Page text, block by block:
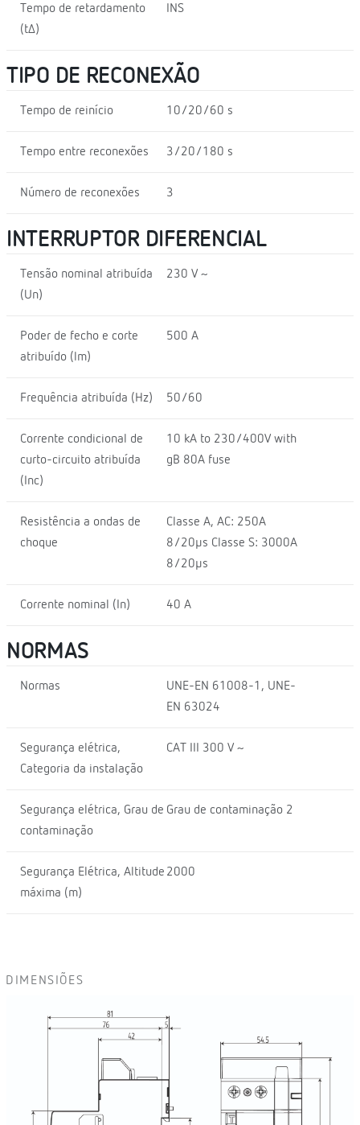
Tempo de retardamento
(t∆)
INS
TIPO DE RECONEXÃO
Tempo de reinício 10/20/60 s
Tempo entre reconexões 3/20/180 s
Número de reconexões 3
INTERRUPTOR DIFERENCIAL
Tensão nominal atribuída
(Un)
230 V ~
Poder de fecho e corte
atribuído (lm)
500 A
Frequência atribuída (Hz) 50/60
Corrente condicional de
curto-circuito atribuída
(Inc)
10 kA to 230/400V with
gB 80A fuse
Resistência a ondas de
choque
Classe A, AC: 250A
8/20μs Classe S: 3000A
8/20μs
Corrente nominal (In) 40 A
NORMAS
Normas
UNE-EN 61008-1, UNE-
EN 63024
Segurança elétrica,
Categoria da instalação
CAT III 300 V ~
Segurança elétrica, Grau de
contaminação
Grau de contaminação 2
Segurança Elétrica, Altitude
máxima (m)
2000
DIMENSIÕES